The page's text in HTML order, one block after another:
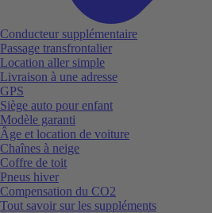
Conducteur supplémentaire
Passage transfrontalier
Location aller simple
Livraison à une adresse
GPS
Siège auto pour enfant
Modèle garanti
Âge et location de voiture
Chaînes à neige
Coffre de toit
Pneus hiver
Compensation du CO2
Tout savoir sur les suppléments